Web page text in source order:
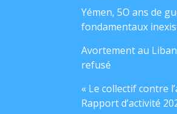
Yémen, 5O ans de
fondamentaux
Avortement au
refusé
« Le collectif contre
Rapport d’activité